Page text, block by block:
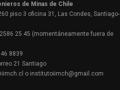
de Minas de Chile
piso 3 oficina 31, Las Condes, Santiago-
25 45 (momentáneamente fuera de
8839
21 Santiago
o institutoiimch@gmail.com